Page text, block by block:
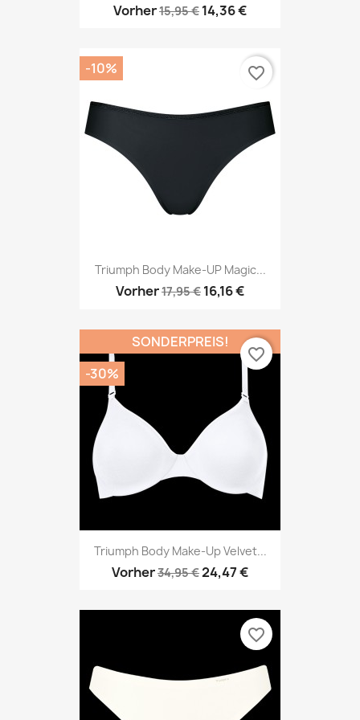
Vorher15,95 € 14,36 €
Triumph Body Make-UP Magic...
Vorher17,95 € 16,16 €
-10% favorite_border
Triumph Body Make-Up Velvet...
Vorher34,95 €24,47 €
SONDERPREIS!
-30%
favorite_border
favorite_border